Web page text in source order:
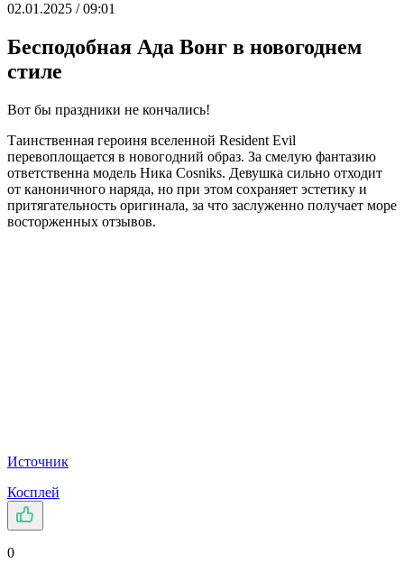
02.01.2025 / 09:01
Бесподобная Ада Вонг в новогоднем
стиле
Вот бы праздники не кончались!
Таинственная героиня вселенной Resident Evil
перевоплощается в новогодний образ. За смелую фантазию
ответственна модель Ника Cosniks. Девушка сильно отходит
от каноничного наряда, но при этом сохраняет эстетику и
притягательность оригинала, за что заслуженно получает море
восторженных отзывов.
Источник
Косплей
0